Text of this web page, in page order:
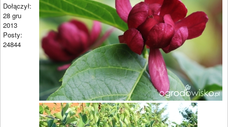
Dołączył:
28 gru
2013
Posty:
24844